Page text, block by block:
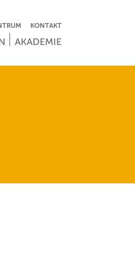
KONTAKT
AKADEMIE